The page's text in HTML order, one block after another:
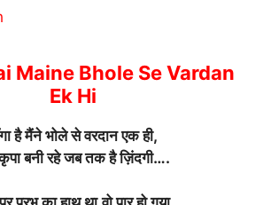
Maine Bhole Se Vardan
Ek Hi
है मैंने भोले से वरदान एक ही,
बनी रहे जब तक है ज़िंदगी….